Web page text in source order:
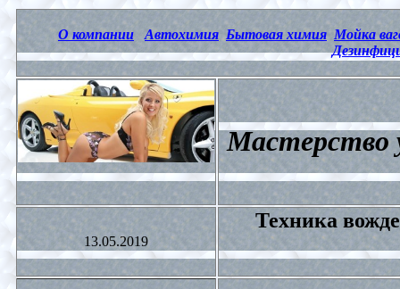
О компании Автохимия Бытовая химия Мойка
Мастерство
13.05.2019
Техника